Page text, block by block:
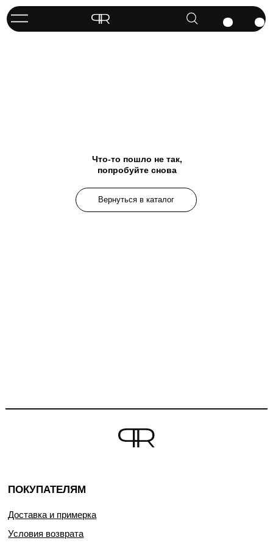
Что-то пошло не так,
попробуйте снова
Вернуться в каталог
ПОКУПАТЕЛЯМ
Доставка и примерка
Условия возврата